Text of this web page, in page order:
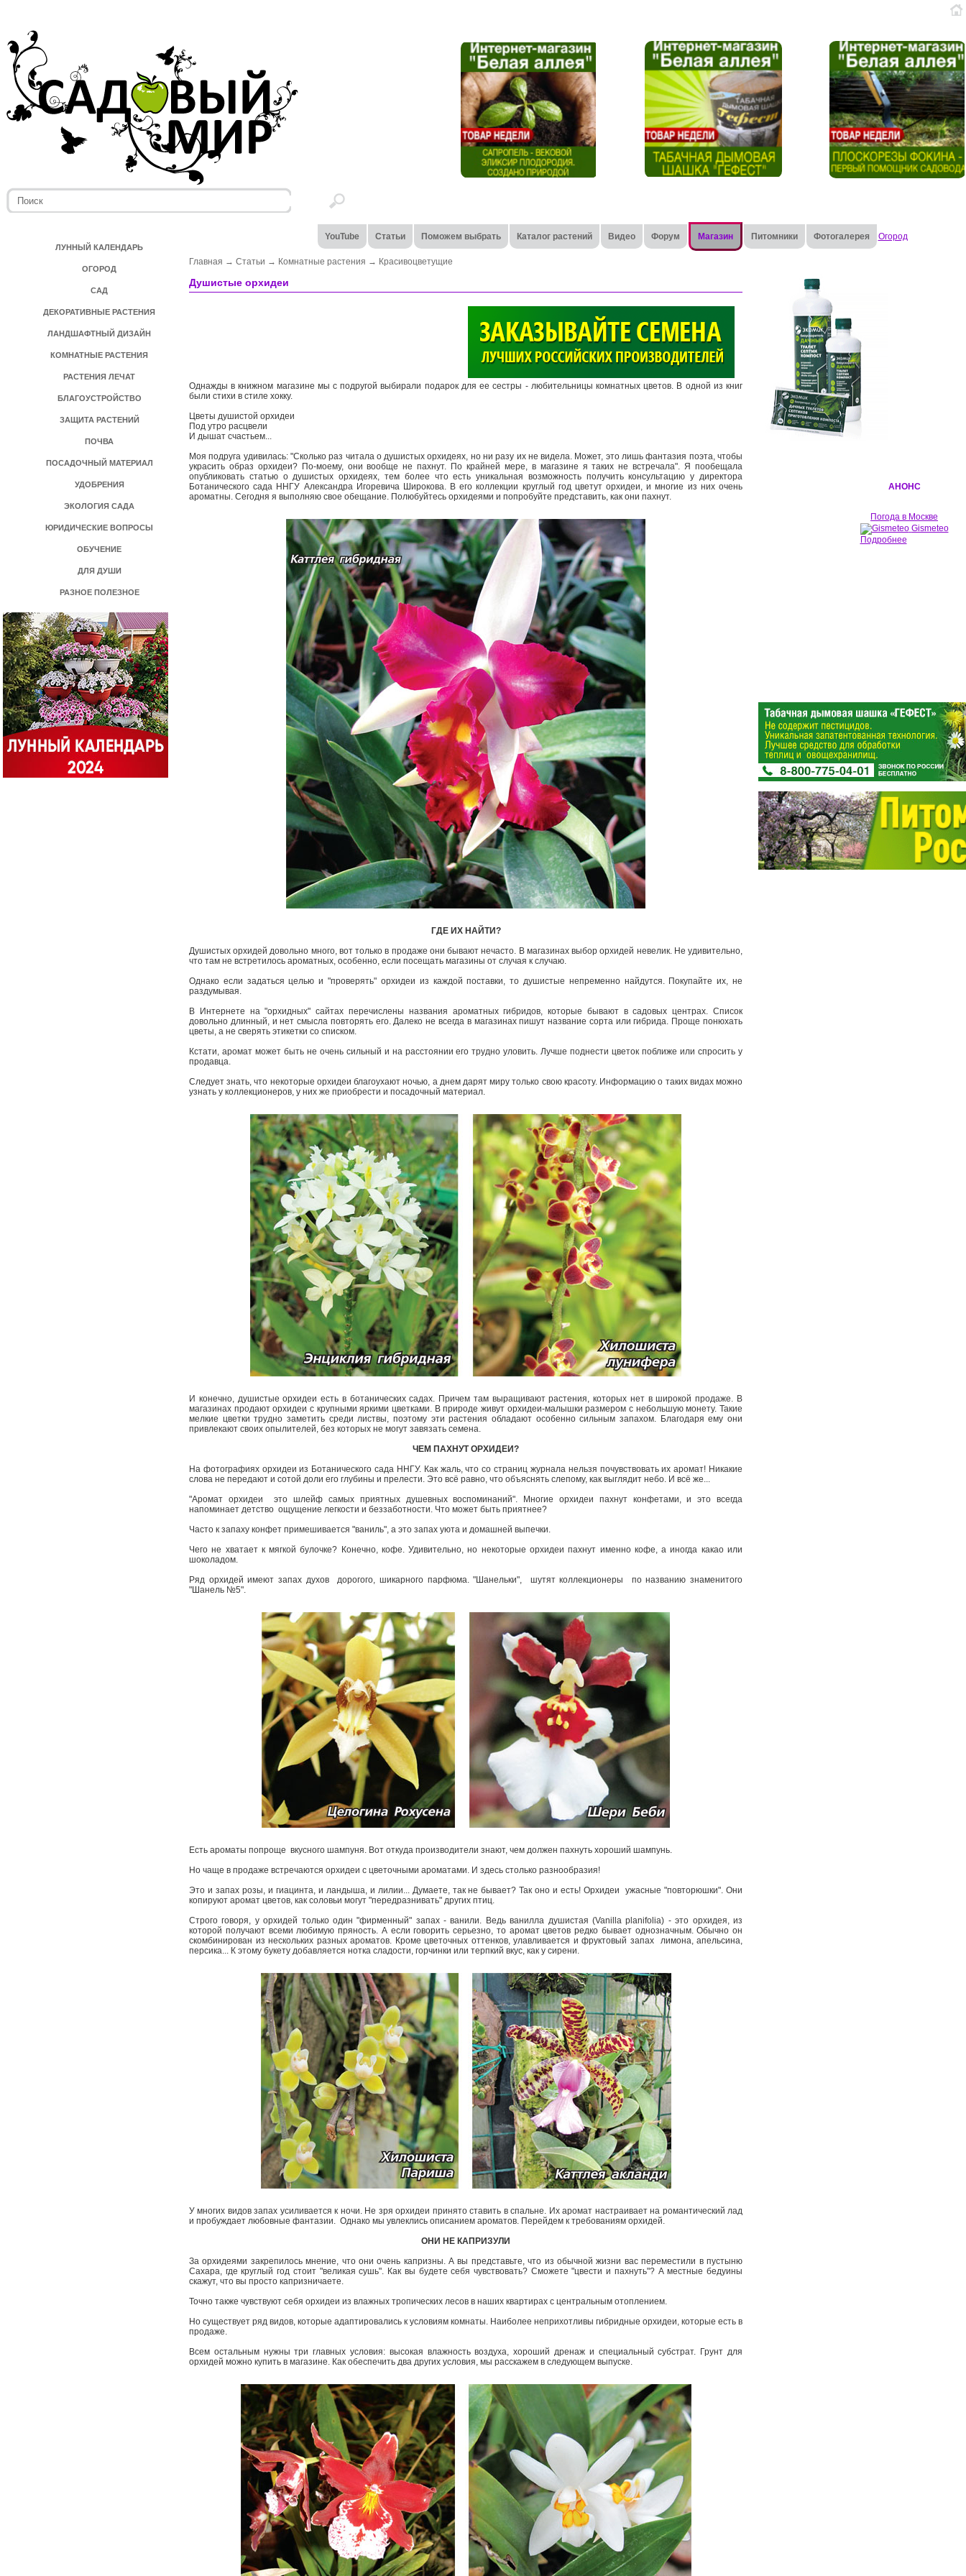
ЛУННЫЙ КАЛЕНДАРЬ
ОГОРОД
САД
ДЕКОРАТИВНЫЕ РАСТЕНИЯ
ЛАНДШАФТНЫЙ ДИЗАЙН
КОМНАТНЫЕ РАСТЕНИЯ
РАСТЕНИЯ ЛЕЧАТ
БЛАГОУСТРОЙСТВО
ЗАЩИТА РАСТЕНИЙ
ПОЧВА
ПОСАДОЧНЫЙ МАТЕРИАЛ
УДОБРЕНИЯ
ЭКОЛОГИЯ САДА
ЮРИДИЧЕСКИЕ ВОПРОСЫ
ОБУЧЕНИЕ
ДЛЯ ДУШИ
РАЗНОЕ ПОЛЕЗНОЕ
YouTube Статьи Поможем выбрать Каталог растений Видео Форум Магазин Питомники Фотогалерея Огород
Главная → Статьи → Комнатные растения → Красивоцветущие
Душистые орхидеи
>
Однажды в книжном магазине мы с подругой выбирали подарок для ее сестры -­ любительницы комнатных цветов. В одной из книг
были стихи в стиле хокку.
Цветы душистой орхидеи
Под утро расцвели
И дышат счастьем...
Моя подруга удивилась: "Сколько раз читала о душистых орхидеях, но ни разу их не видела. Может, это лишь фантазия поэта, чтобы
украсить образ орхидеи? По­-моему, они вообще не пахнут. По крайней мере, в магазине я таких не встречала". Я пообещала
опубликовать статью о душистых орхидеях, тем более что есть уникальная возможность получить консультацию у директора
Ботанического сада ННГУ Александра Игоревича Широкова. В его коллекции круглый год цветут орхидеи, и многие из них очень
ароматны. Сегодня я выполняю свое обещание. Полюбуйтесь орхидеями и попробуйте представить, как они пахнут.
ГДЕ ИХ НАЙТИ?
Душистых орхидей довольно много, вот только в продаже они бывают нечасто. В магазинах выбор орхидей невелик. Не удивительно,
что там не встре­тилось ароматных, особенно, если посещать магазины от случая к случаю.
Однако если задаться целью и "проверять" орхидеи из каждой поставки, то душистые непременно найдутся. Покупайте их, не
раздумывая.
В Интернете на "орхидных" сайтах перечислены названия ароматных гибридов, которые бывают в садовых центрах. Список
довольно длинный, и нет смысла повторять его. Далеко не всегда в магазинах пишут название сорта или гибрида. Проще понюхать
цветы, а не сверять этикетки со списком.
Кстати, аромат может быть не очень сильный и на расстоянии его трудно уловить. Лучше поднести цветок поближе или спросить у
продавца.
Следует знать, что некоторые орхидеи благоухают ночью, а днем дарят миру только свою красоту. Информа­цию о таких видах можно
узнать у коллекционеров, у них же приобрести и посадочный материал.
И конечно, душистые орхидеи есть в ботанических садах. Причем там выращивают растения, которых нет в широкой продаже. В
магазинах продают орхидеи с крупными яркими цветками. В природе живут орхидеи-­малышки размером с небольшую монету. Такие
мелкие цветки трудно заметить среди листвы, поэтому эти растения обладают особенно сильным запахом. Благодаря ему они
привлекают своих опылителей, без которых не могут завязать семена.
ЧЕМ ПАХНУТ ОРХИДЕИ?
На фотографиях орхидеи из Ботанического сада ННГУ. Как жаль, что со страниц журнала нельзя почувствовать их аромат! Никакие
слова не передают и сотой доли его глубины и прелести. Это всё равно, что объяснять слепому, как выглядит небо. И всё же...
"Аромат орхидеи ­ это шлейф самых приятных душевных воспоминаний". Многие орхидеи пахнут конфетами, и это всегда
напоминает детство ­ ощу­щение легкости и беззаботности. Что может быть приятнее?
Часто к запаху конфет примешивается "ваниль", а это запах уюта и домашней выпечки.
Чего не хватает к мягкой булочке? Конечно, кофе. Удивительно, но некоторые орхидеи пахнут именно кофе, а иногда какао или
шоколадом.
Ряд орхидей имеют запах духов ­ дорогого, шикарного парфюма. "Шанельки", ­ шутят коллекционеры ­ по названию знаменитого
"Шанель №5".
Есть ароматы попроще ­ вкусного шампуня. Вот откуда производители знают, чем должен пахнуть хороший шампунь.
Но чаще в продаже встречаются орхидеи с цветочными ароматами. И здесь столько разнообразия!
Это и запах розы, и гиацинта, и ландыша, и лилии... Думаете, так не бывает? Так оно и есть! Орхидеи ­ ужасные "повторюшки". Они
копируют аромат цветов, как соловьи могут "передразнивать" других птиц.
Строго говоря, у орхидей только один "фирменный" запах -­ ванили. Ведь ванилла душистая (Vanilla planifolia) ­- это орхидея, из
которой получают всеми любимую пряность. А если говорить серьезно, то аромат цветов редко бывает однозначным. Обычно он
скомбинирован из нескольких разных ароматов. Кроме цветочных оттенков, улавливается и фруктовый запах ­ лимона, апельсина,
персика... К этому букету добавляется нотка сладости, горчинки или терпкий вкус, как у сирени.
У многих видов запах усиливается к ночи. Не зря орхидеи принято ставить в спальне. Их аромат настраивает на романтический лад
и пробуждает любовные фантазии. Однако мы увлеклись описанием ароматов. Перейдем к требованиям орхидей.
ОНИ НЕ КАПРИЗУЛИ
За орхидеями закрепилось мнение, что они очень капризны. А вы представьте, что из обычной жизни вас переместили в пустыню
Сахара, где круглый год стоит "великая сушь". Как вы будете себя чувствовать? Сможете "цвести и пахнуть"? А местные бедуины
скажут, что вы просто капризничаете.
Точно также чувствуют себя орхидеи из влажных тропических лесов в наших квартирах с центральным отоплением.
Но существует ряд видов, которые адаптировались к условиям комнаты. Наиболее неприхотливы гибридные орхидеи, которые есть в
продаже.
Всем остальным нужны три главных условия: высокая влажность воздуха, хороший дренаж и специальный субстрат. Грунт для
орхидей можно купить в магазине. Как обеспечить два других условия, мы расскажем в следующем выпуске.
АНОНС
Погода в Москве
Gismeteo
Подробнее